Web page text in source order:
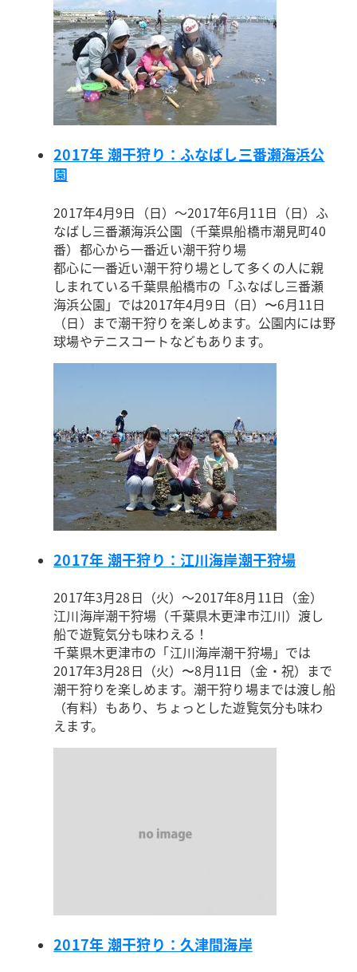
2017年 潮干狩り：ふなばし三番瀬海浜公
園
2017年4月9日（日）～2017年6月11日（日） ふ
なばし三番瀬海浜公園（千葉県船橋市潮見町40
番） 都心から一番近い潮干狩り場
都心に一番近い潮干狩り場として多くの人に親
しまれている千葉県船橋市の「ふなばし三番瀬
海浜公園」では2017年4月9日（日）〜6月11日
（日）まで潮干狩りを楽しめます。公園内には野
球場やテニスコートなどもあります。
2017年 潮干狩り：江川海岸潮干狩場
2017年3月28日（火）～2017年8月11日（金）
江川海岸潮干狩場（千葉県木更津市江川） 渡し
船で遊覧気分も味わえる！
千葉県木更津市の「江川海岸潮干狩場」では
2017年3月28日（火）〜8月11日（金・祝）まで
潮干狩りを楽しめます。潮干狩り場までは渡し船
（有料）もあり、ちょっとした遊覧気分も味わ
えます。
2017年 潮干狩り：久津間海岸